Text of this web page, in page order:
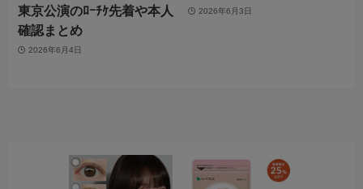
東京公演のﾛｰﾁｹ先着や本人
確認まとめ
2026年6月4日
2026年6月3日